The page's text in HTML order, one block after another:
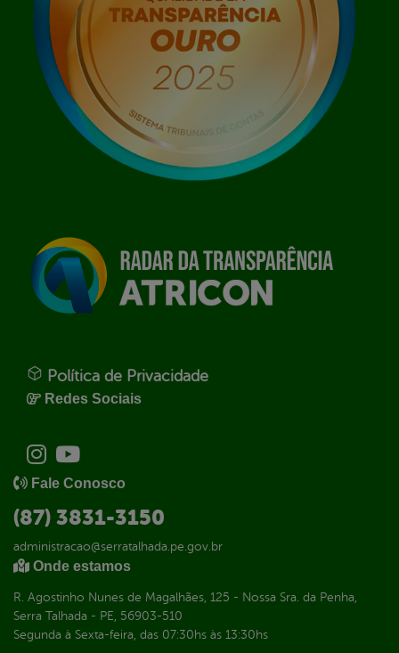
Política de Privacidade
Redes Sociais
Fale Conosco
(87) 3831-3150
administracao@serratalhada.pe.gov.br
Onde estamos
R. Agostinho Nunes de Magalhães, 125 - Nossa Sra. da Penha,
Serra Talhada - PE, 56903-510
Segunda à Sexta-feira, das 07:30hs às 13:30hs